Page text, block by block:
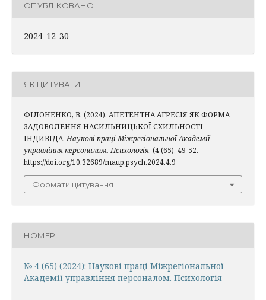
ОПУБЛІКОВАНО
2024-12-30
ЯК ЦИТУВАТИ
ФІЛОНЕНКО, В. (2024). АПЕТЕНТНА АГРЕСІЯ ЯК ФОРМА
ЗАДОВОЛЕННЯ НАСИЛЬНИЦЬКОЇ СХИЛЬНОСТІ
ІНДИВІДА. Наукові праці Міжрегіональної Академії
управління персоналом. Психологія, (4 (65), 49-52.
https://doi.org/10.32689/maup.psych.2024.4.9
Формати цитування
НОМЕР
№ 4 (65) (2024): Наукові праці Міжрегіональної
Академії управління персоналом. Психологія